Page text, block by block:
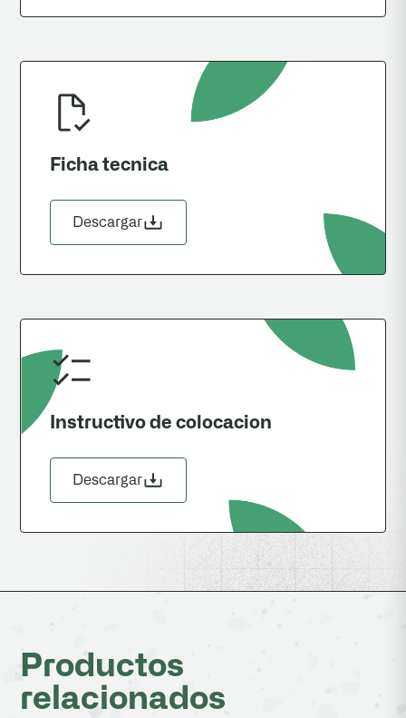
Ficha tecnica
Descargar
Instructivo de colocacion
Descargar
Productos
relacionados